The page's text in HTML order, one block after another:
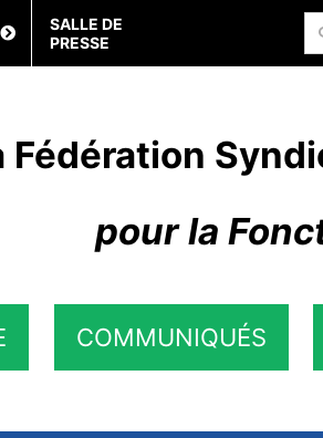
SALLE DE
PRESSE
Fédération
pour la
COMMUNIQUÉS